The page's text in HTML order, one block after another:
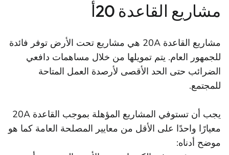
مشاريع القاعدة 20أ
مشاريع القاعدة 20A هي مشاريع تحت الأرض توفر فائدة
للجمهور العام. يتم تمويلها من خلال مساهمات دافعي
الضرائب حتى الحد الأقصى لأرصدة العمل المتاحة
للمجتمع.
يجب أن تستوفي المشاريع المؤهلة بموجب القاعدة 20A
معيارًا واحدًا على الأقل من معايير المصلحة العامة كما هو
موضح أدناه: